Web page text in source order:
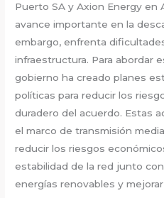
Puerto SA y Axion Energy en
avance importante en la
embargo, enfrenta
infraestructura. Para abordar
gobierno ha creado planes
políticas para reducir los
duradero del acuerdo. Estas
el marco de transmisión
reducir los riesgos
estabilidad de la red junto
energías renovables y